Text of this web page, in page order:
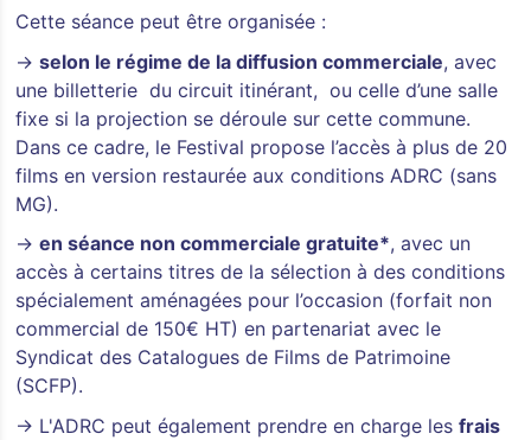
Cette séance peut être organisée :
→selon le régime de la diffusion commerciale, avec
une billetterie du circuit itinérant, ou celle d’une salle
fixe si la projection se déroule sur cette commune.
Dans ce cadre, le Festival propose l’accès à plus de 20
films en version restaurée aux conditions ADRC (sans
MG).
→en séance non commerciale gratuite*, avec un
accès à certains titres de la sélection à des conditions
spécialement aménagées pour l’occasion (forfait non
commercial de 150€ HT) en partenariat avec le
Syndicat des Catalogues de Films de Patrimoine
(SCFP).
→ L'ADRC peut également prendre en charge lesfrais